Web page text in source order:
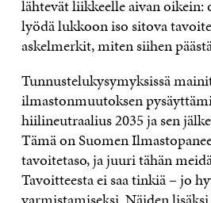
lähtevät liikkeelle aivan oikein:
lyödä lukkoon iso sitova
askelmerkit, miten siihen
Tunnustelukysymyksissä
ilmastonmuutoksen
hiilineutraalius 2035 ja sen
Tämä on Suomen
tavoitetaso, ja juuri tähän
Tavoitteesta ei saa tinkiä – jo